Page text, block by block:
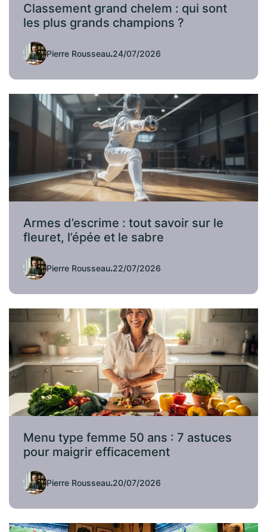
Classement grand chelem : qui sont
les plus grands champions ?
Pierre Rousseau.24/07/2026
Armes d’escrime : tout savoir sur le
fleuret, l’épée et le sabre
Pierre Rousseau.22/07/2026
Menu type femme 50 ans : 7 astuces
pour maigrir efficacement
Pierre Rousseau.20/07/2026